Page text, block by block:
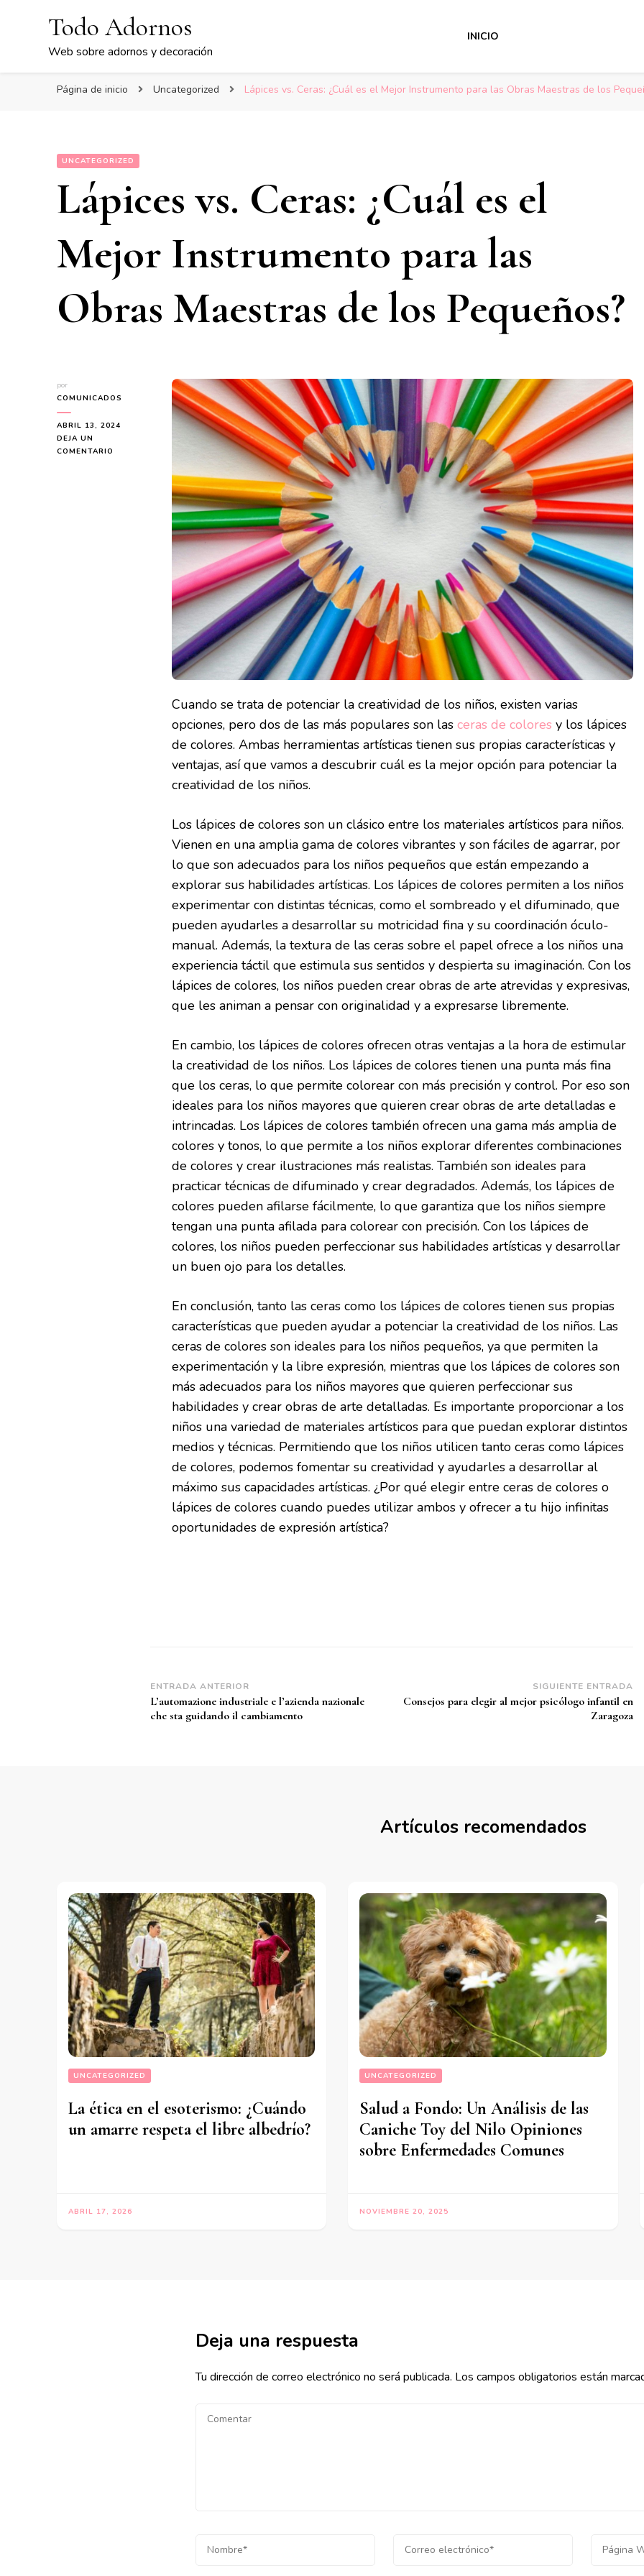
Todo Adornos
Web sobre adornos y decoración
INICIO
Página de inicio Uncategorized Lápices vs. Ceras: ¿Cuál es el Mejor Instrumento para las Obras Maestras de los
UNCATEGORIZED
Lápices vs. Ceras: ¿Cuál es el
Mejor Instrumento para las
Obras Maestras de los Pequeños?
por
COMUNICADOS
ABRIL 13, 2024
DEJA UN
COMENTARIO
Cuando se trata de potenciar la creatividad de los niños, existen varias
opciones, pero dos de las más populares son las ceras de colores y los lápices
de colores. Ambas herramientas artísticas tienen sus propias características y
ventajas, así que vamos a descubrir cuál es la mejor opción para potenciar la
creatividad de los niños.
Los lápices de colores son un clásico entre los materiales artísticos para niños.
Vienen en una amplia gama de colores vibrantes y son fáciles de agarrar, por
lo que son adecuados para los niños pequeños que están empezando a
explorar sus habilidades artísticas. Los lápices de colores permiten a los niños
experimentar con distintas técnicas, como el sombreado y el difuminado, que
pueden ayudarles a desarrollar su motricidad fina y su coordinación óculo-
manual. Además, la textura de las ceras sobre el papel ofrece a los niños una
experiencia táctil que estimula sus sentidos y despierta su imaginación. Con los
lápices de colores, los niños pueden crear obras de arte atrevidas y expresivas,
que les animan a pensar con originalidad y a expresarse libremente.
En cambio, los lápices de colores ofrecen otras ventajas a la hora de estimular
la creatividad de los niños. Los lápices de colores tienen una punta más fina
que los ceras, lo que permite colorear con más precisión y control. Por eso son
ideales para los niños mayores que quieren crear obras de arte detalladas e
intrincadas. Los lápices de colores también ofrecen una gama más amplia de
colores y tonos, lo que permite a los niños explorar diferentes combinaciones
de colores y crear ilustraciones más realistas. También son ideales para
practicar técnicas de difuminado y crear degradados. Además, los lápices de
colores pueden afilarse fácilmente, lo que garantiza que los niños siempre
tengan una punta afilada para colorear con precisión. Con los lápices de
colores, los niños pueden perfeccionar sus habilidades artísticas y desarrollar
un buen ojo para los detalles.
En conclusión, tanto las ceras como los lápices de colores tienen sus propias
características que pueden ayudar a potenciar la creatividad de los niños. Las
ceras de colores son ideales para los niños pequeños, ya que permiten la
experimentación y la libre expresión, mientras que los lápices de colores son
más adecuados para los niños mayores que quieren perfeccionar sus
habilidades y crear obras de arte detalladas. Es importante proporcionar a los
niños una variedad de materiales artísticos para que puedan explorar distintos
medios y técnicas. Permitiendo que los niños utilicen tanto ceras como lápices
de colores, podemos fomentar su creatividad y ayudarles a desarrollar al
máximo sus capacidades artísticas. ¿Por qué elegir entre ceras de colores o
lápices de colores cuando puedes utilizar ambos y ofrecer a tu hijo infinitas
oportunidades de expresión artística?
Navegación
de
entradas
ENTRADA ANTERIOR
L’automazione industriale e l’azienda nazionale
che sta guidando il cambiamento
SIGUIENTE ENTRADA
Consejos para elegir al mejor psicólogo infantil en
Zaragoza
Artículos recomendados
UNCATEGORIZED
La ética en el esoterismo: ¿Cuándo
un amarre respeta el libre albedrío?
ABRIL 17, 2026
UNCATEGORIZED
Salud a Fondo: Un Análisis de las
Caniche Toy del Nilo Opiniones
sobre Enfermedades Comunes
NOVIEMBRE 20, 2025
Deja una respuesta
Tu dirección de correo electrónico no será publicada. Los campos obligatorios están